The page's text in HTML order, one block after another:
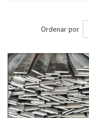
Ordenar por